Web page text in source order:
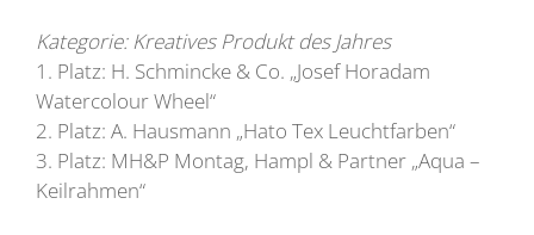
Kategorie: Kreatives Produkt des Jahres
1. Platz: H. Schmincke & Co. „Josef Horadam
Watercolour Wheel“
2. Platz: A. Hausmann „Hato Tex Leuchtfarben“
3. Platz: MH&P Montag, Hampl & Partner „Aqua –
Keilrahmen“